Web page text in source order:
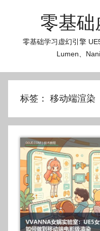
零基础
零基础学习虚幻引擎
Lumen、
标签： 移动端渲染